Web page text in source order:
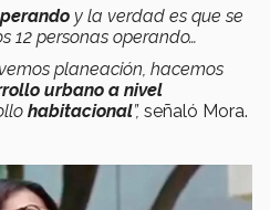
y la verdad es que se
12 personas operando…
planeación, hacemos
urbano a nivel
habitacional”, señaló Mora.